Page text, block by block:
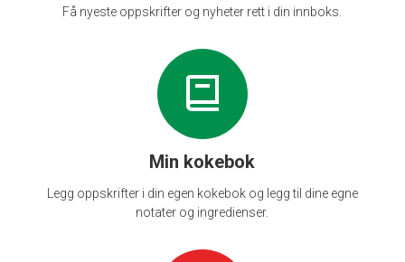
Få nyeste oppskrifter og nyheter rett i din innboks.
Min kokebok
Legg oppskrifter i din egen kokebok og legg til dine egne
notater og ingredienser.